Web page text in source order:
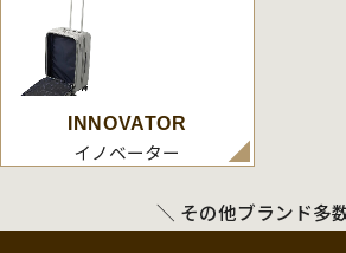
INNOVATOR
イノベーター
＼ その他ブランド多